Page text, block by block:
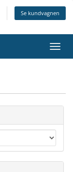
Se kundvagnen